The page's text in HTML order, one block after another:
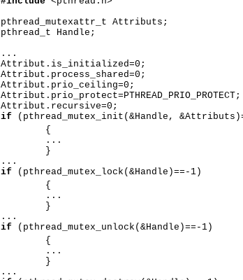
pthread_mutexattr_t Attributs;
pthread_t Handle;
...
Attribut.is_initialized=0;
Attribut.process_shared=0;
Attribut.prio_ceiling=0;
Attribut.prio_protect=PTHREAD_PRIO_PROTECT;
Attribut.recursive=0;
if(pthread_mutex_init(&Handle,
{
...
}
...
if(pthread_mutex_lock(&Handle)==-1)
{
...
}
...
if(pthread_mutex_unlock(&Handle)==-1)
{
...
}
...